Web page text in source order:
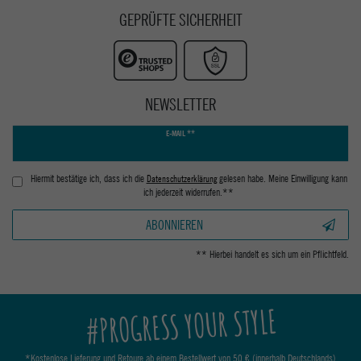
GEPRÜFTE SICHERHEIT
NEWSLETTER
E-MAIL **
Hiermit bestätige ich, dass ich die Daten­schutz­erklärunggelesen habe. Meine Einwilligung kann
ich jederzeit widerrufen.**
ABONNIEREN
** Hierbei handelt es sich um ein Pflichtfeld.
#PROGRESS YOUR STYLE